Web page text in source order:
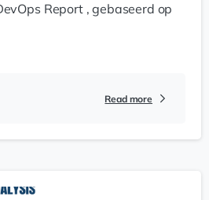
Report , gebaseerd op
Read more